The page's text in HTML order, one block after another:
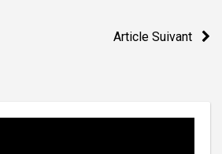
Article Suivant